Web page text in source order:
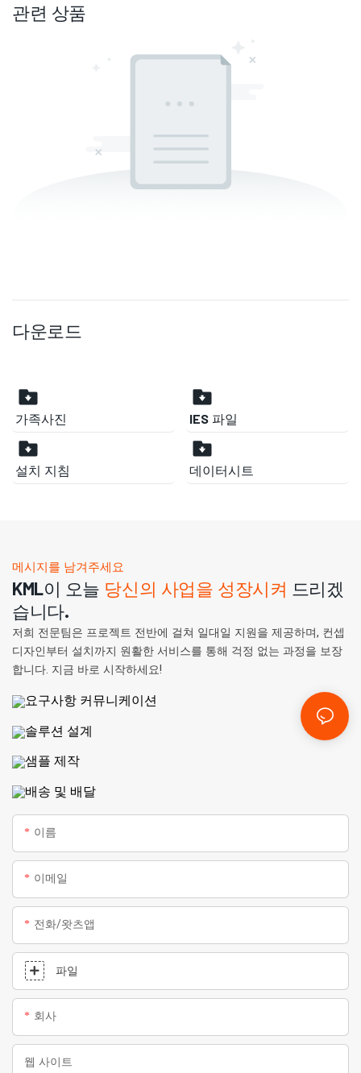
관련 상품
다운로드
가족사진 IES 파일
설치 지침 데이터시트
메시지를 남겨주세요
KML이 오늘 당신의 사업을 성장시켜 드리겠
습니다.
저희 전문팀은 프로젝트 전반에 걸쳐 일대일 지원을 제공하며, 컨셉
디자인부터 설치까지 원활한 서비스를 통해 걱정 없는 과정을 보장
합니다. 지금 바로 시작하세요!
요구사항 커뮤니케이션
솔루션 설계
샘플 제작
배송 및 배달
이름
이메일
전화/왓츠앱
파일
회사
웹 사이트